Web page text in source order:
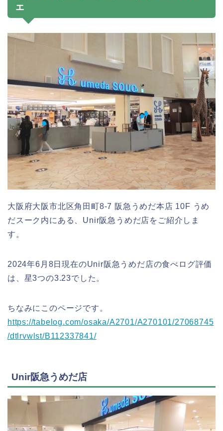
ェ
大阪府大阪市北区角田町8-7 阪急うめだ本店 10F うめ
だスーク内にある、Unir阪急うめだ店をご紹介しま
す。
2024年6月8日現在のUnir阪急うめだ店の食べログ評価
は、星3つの3.23でした。
ちなみにこのページです。
https://tabelog.com/osaka/A2701/A270101/27068745
/dtlrvwlst/B112337841/
Unir阪急うめだ店